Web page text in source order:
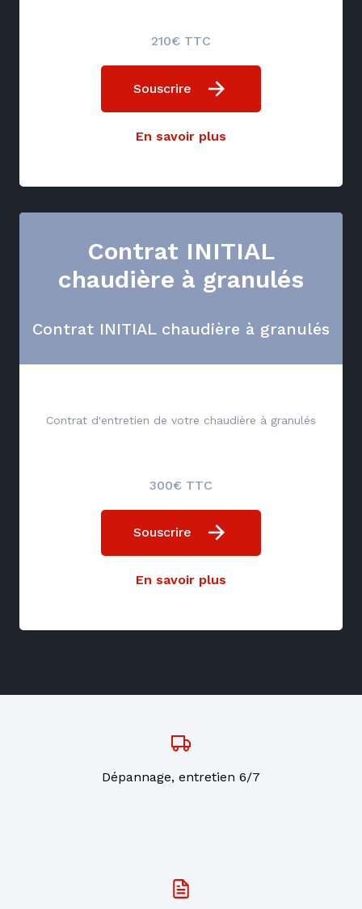
210€ TTC
Souscrire
En savoir plus
Contrat INITIAL
chaudière à granulés
Contrat INITIAL chaudière à granulés
Contrat d'entretien de votre chaudière à granulés
300€ TTC
Souscrire
En savoir plus
Dépannage, entretien 6/7